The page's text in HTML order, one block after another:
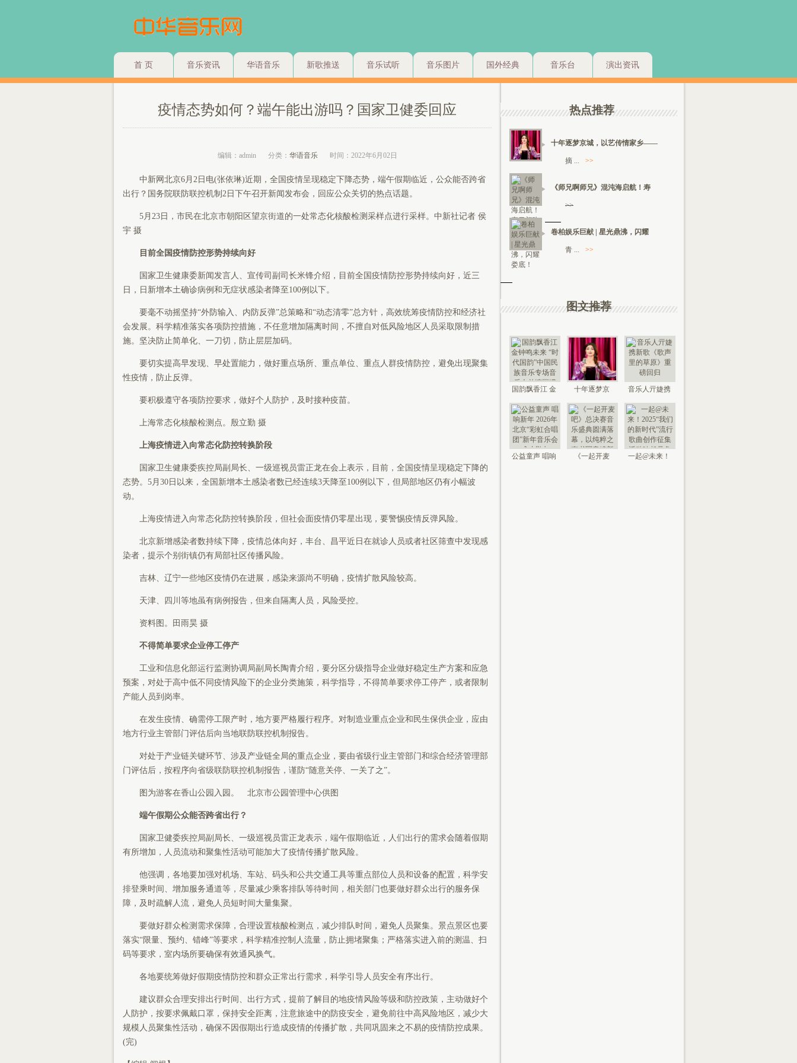
首 页 音乐资讯 华语音乐 新歌推送 音乐试听 音乐图片 国外经典 音乐台 演出资讯
疫情态势如何？端午能出游吗？国家卫健委回应
编辑：admin 分类： 华语音乐 时间：2022年6月02日
中新网北京6月2日电(张依琳)近期，全国疫情呈现稳定下降态势，端午假期临近，公众能否跨省
出行？国务院联防联控机制2日下午召开新闻发布会，回应公众关切的热点话题。
5月23日，市民在北京市朝阳区望京街道的一处常态化核酸检测采样点进行采样。中新社记者 侯
宇 摄
目前全国疫情防控形势持续向好
国家卫生健康委新闻发言人、宣传司副司长米锋介绍，目前全国疫情防控形势持续向好，近三
日，日新增本土确诊病例和无症状感染者降至100例以下。
要毫不动摇坚持“外防输入、内防反弹”总策略和“动态清零”总方针，高效统筹疫情防控和经济社
会发展。科学精准落实各项防控措施，不任意增加隔离时间，不擅自对低风险地区人员采取限制措
施。坚决防止简单化、一刀切，防止层层加码。
要切实提高早发现、早处置能力，做好重点场所、重点单位、重点人群疫情防控，避免出现聚集
性疫情，防止反弹。
要积极遵守各项防控要求，做好个人防护，及时接种疫苗。
上海常态化核酸检测点。殷立勤 摄
上海疫情进入向常态化防控转换阶段
国家卫生健康委疾控局副局长、一级巡视员雷正龙在会上表示，目前，全国疫情呈现稳定下降的
态势。5月30日以来，全国新增本土感染者数已经连续3天降至100例以下，但局部地区仍有小幅波
动。
上海疫情进入向常态化防控转换阶段，但社会面疫情仍零星出现，要警惕疫情反弹风险。
北京新增感染者数持续下降，疫情总体向好，丰台、昌平近日在就诊人员或者社区筛查中发现感
染者，提示个别街镇仍有局部社区传播风险。
吉林、辽宁一些地区疫情仍在进展，感染来源尚不明确，疫情扩散风险较高。
天津、四川等地虽有病例报告，但来自隔离人员，风险受控。
资料图。田雨昊 摄
不得简单要求企业停工停产
工业和信息化部运行监测协调局副局长陶青介绍，要分区分级指导企业做好稳定生产方案和应急
预案，对处于高中低不同疫情风险下的企业分类施策，科学指导，不得简单要求停工停产，或者限制
产能人员到岗率。
在发生疫情、确需停工限产时，地方要严格履行程序。对制造业重点企业和民生保供企业，应由
地方行业主管部门评估后向当地联防联控机制报告。
对处于产业链关键环节、涉及产业链全局的重点企业，要由省级行业主管部门和综合经济管理部
门评估后，按程序向省级联防联控机制报告，谨防“随意关停、一关了之”。
图为游客在香山公园入园。 北京市公园管理中心供图
端午假期公众能否跨省出行？
国家卫健委疾控局副局长、一级巡视员雷正龙表示，端午假期临近，人们出行的需求会随着假期
有所增加，人员流动和聚集性活动可能加大了疫情传播扩散风险。
他强调，各地要加强对机场、车站、码头和公共交通工具等重点部位人员和设备的配置，科学安
排登乘时间、增加服务通道等，尽量减少乘客排队等待时间，相关部门也要做好群众出行的服务保
障，及时疏解人流，避免人员短时间大量集聚。
要做好群众检测需求保障，合理设置核酸检测点，减少排队时间，避免人员聚集。景点景区也要
落实“限量、预约、错峰”等要求，科学精准控制人流量，防止拥堵聚集；严格落实进入前的测温、扫
码等要求，室内场所要确保有效通风换气。
各地要统筹做好假期疫情防控和群众正常出行需求，科学引导人员安全有序出行。
建议群众合理安排出行时间、出行方式，提前了解目的地疫情风险等级和防控政策，主动做好个
人防护，按要求佩戴口罩，保持安全距离，注意旅途中的防疫安全，避免前往中高风险地区，减少大
规模人员聚集性活动，确保不因假期出行造成疫情的传播扩散，共同巩固来之不易的疫情防控成果。
(完)
热点推荐
十年逐梦京城，以艺传情家乡——
摘 ... >>
《师兄啊师兄》混沌海启航！寿
>>
卷柏娱乐巨献 | 星光鼎沸，闪耀
青 ... >>
图文推荐
国韵飘香江 金
钟鸣未来 “时代
国
十年逐梦京
城，以艺传情
家乡——
音乐人亓婕携
新歌《歌声里
的草
公益童声 唱响
《一起开麦
一起@未来！